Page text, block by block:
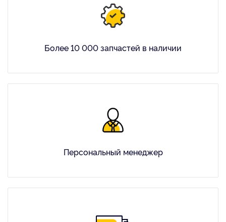
Более 10 000 запчастей в наличии
Персональный менеджер